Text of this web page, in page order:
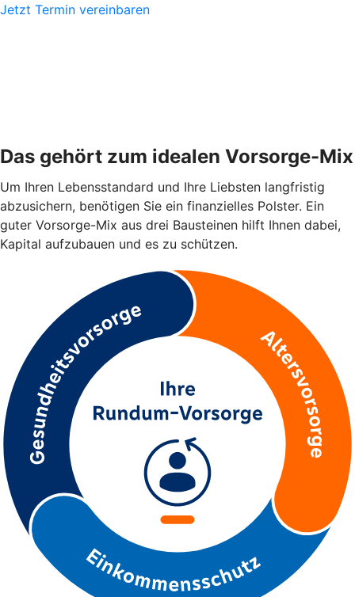
Jetzt Termin vereinbaren
Das gehört zum idealen Vorsorge-Mix
Um Ihren Lebensstandard und Ihre Liebsten langfristig
abzusichern, benötigen Sie ein finanzielles Polster. Ein
guter Vorsorge-Mix aus drei Bausteinen hilft Ihnen dabei,
Kapital aufzubauen und es zu schützen.